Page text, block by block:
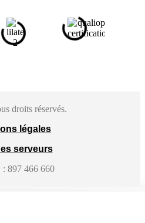
droits réservés.
légales
serveurs
897 466 660